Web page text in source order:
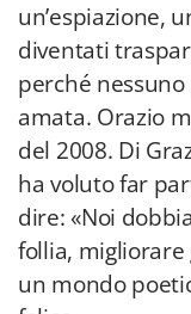
un’espiazione,
diventati
perché
amata. Orazio
del 2008. Di
ha voluto far
dire: «Noi
follia,
un mondo